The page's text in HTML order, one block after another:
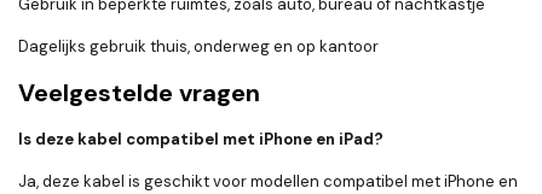
Gebruik in beperkte ruimtes, zoals auto, bureau of nachtkastje
Dagelijks gebruik thuis, onderweg en op kantoor
Veelgestelde vragen
Is deze kabel compatibel met iPhone en iPad?
Ja, deze kabel is geschikt voor modellen compatibel met iPhone en